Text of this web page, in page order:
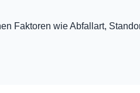
Faktoren wie Abfallart,